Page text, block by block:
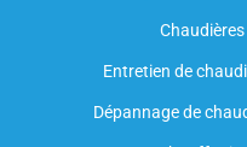
Entretien de
Dépannage de